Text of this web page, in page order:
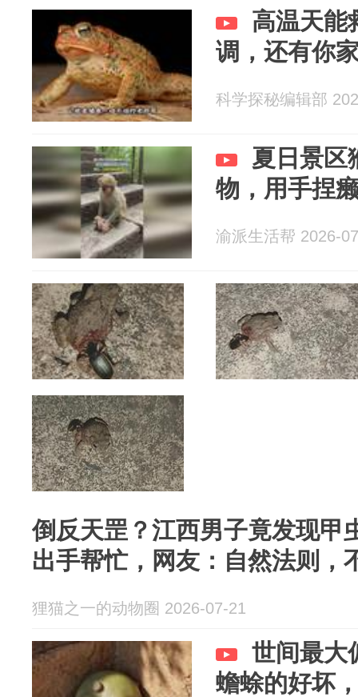
高温天能
调，还有你
科学探秘编辑部
夏日景区
物，用手捏
渝派生活帮 2026-
倒反天罡？江西男子竟发现甲
出手帮忙，网友：自然法则，
狸猫之一的动物圈 2026-07-21
世间最大
蟾蜍的好坏